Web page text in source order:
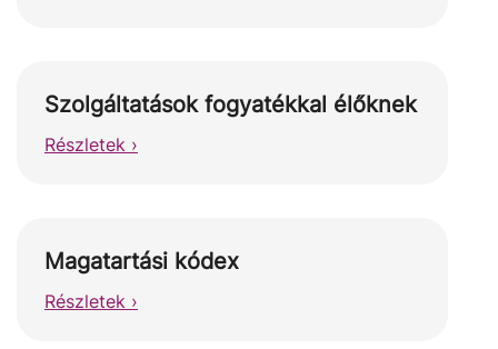
Szolgáltatások fogyatékkal élőknek
Részletek ›
Magatartási kódex
Részletek ›